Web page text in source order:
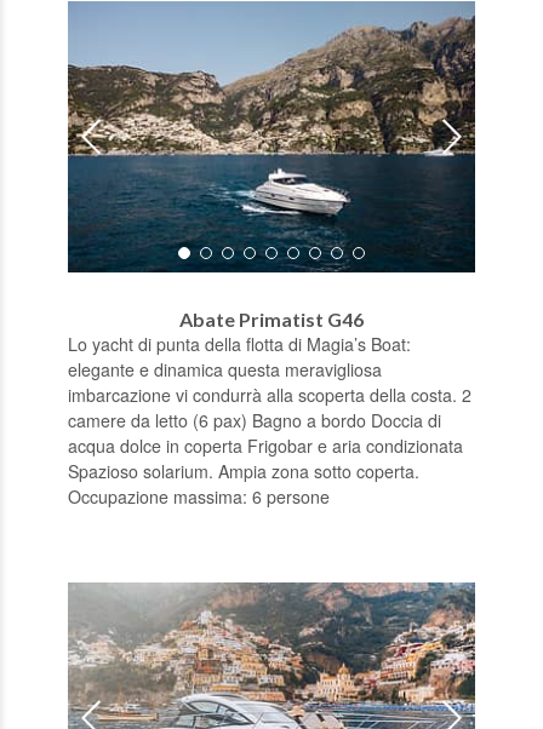
Abate Primatist G46
Lo yacht di punta della flotta di Magia’s Boat:
elegante e dinamica questa meravigliosa
imbarcazione vi condurrà alla scoperta della costa. 2
camere da letto (6 pax) Bagno a bordo Doccia di
acqua dolce in coperta Frigobar e aria condizionata
Spazioso solarium. Ampia zona sotto coperta.
Occupazione massima: 6 persone